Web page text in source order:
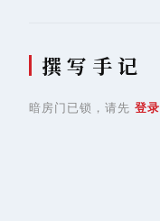
撰 写 手 记
暗房门已锁，请先 登录